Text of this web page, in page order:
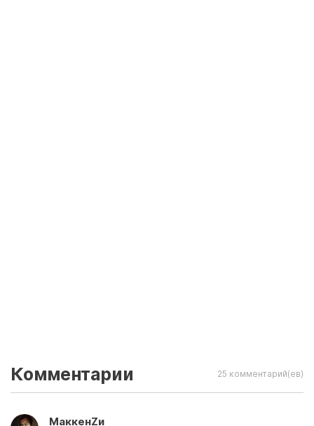
Комментарии 25 комментарий(ев)
МаккенZи